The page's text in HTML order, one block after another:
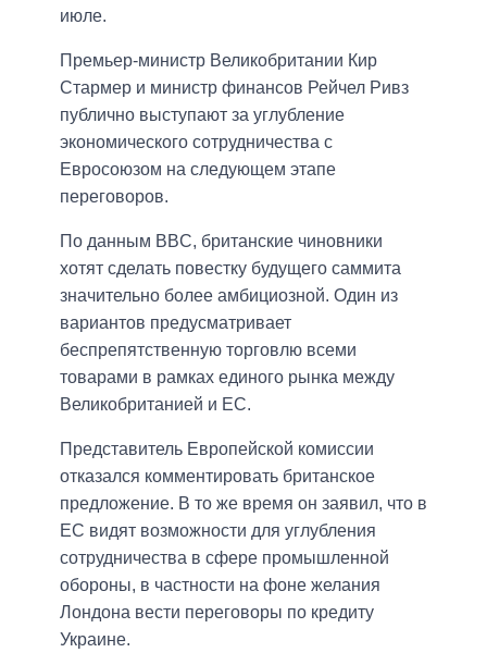
июле.
Премьер-министр Великобритании Кир
Стармер и министр финансов Рейчел Ривз
публично выступают за углубление
экономического сотрудничества с
Евросоюзом на следующем этапе
переговоров.
По данным BBC, британские чиновники
хотят сделать повестку будущего саммита
значительно более амбициозной. Один из
вариантов предусматривает
беспрепятственную торговлю всеми
товарами в рамках единого рынка между
Великобританией и ЕС.
Представитель Европейской комиссии
отказался комментировать британское
предложение. В то же время он заявил, что в
ЕС видят возможности для углубления
сотрудничества в сфере промышленной
обороны, в частности на фоне желания
Лондона вести переговоры по кредиту
Украине.